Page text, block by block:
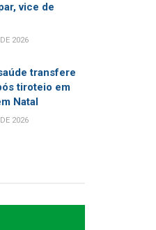
vice de
2026
transfere
tiroteio em
Natal
2026